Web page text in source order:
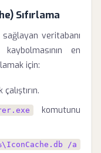
Sıfırlama
veritabanı
kaybolmasının en
için:
komutunu
/a